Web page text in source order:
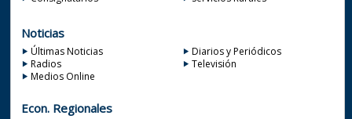
Noticias
Últimas Noticias
Diarios y Periódicos
Radios
Televisión
Medios Online
Econ. Regionales